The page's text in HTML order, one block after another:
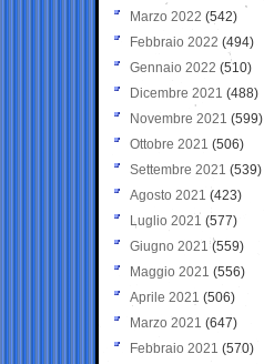
Marzo 2022 (542)
Febbraio 2022 (494)
Gennaio 2022 (510)
Dicembre 2021 (488)
Novembre 2021 (599)
Ottobre 2021 (506)
Settembre 2021 (539)
Agosto 2021 (423)
Luglio 2021 (577)
Giugno 2021(559)
Maggio 2021 (556)
Aprile 2021 (506)
Marzo 2021 (647)
Febbraio 2021 (570)